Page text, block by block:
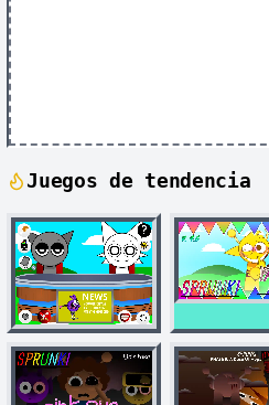
Juegos de tendencia